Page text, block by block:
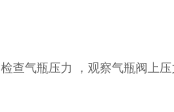
检查气瓶压力 ，观察气瓶阀上